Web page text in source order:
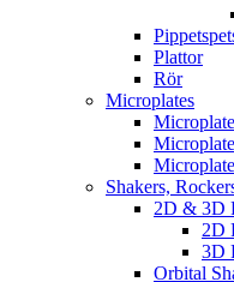
Plattor
Rör
Microplates
Shakers,
2D & 3D
2D
3D
Orbital